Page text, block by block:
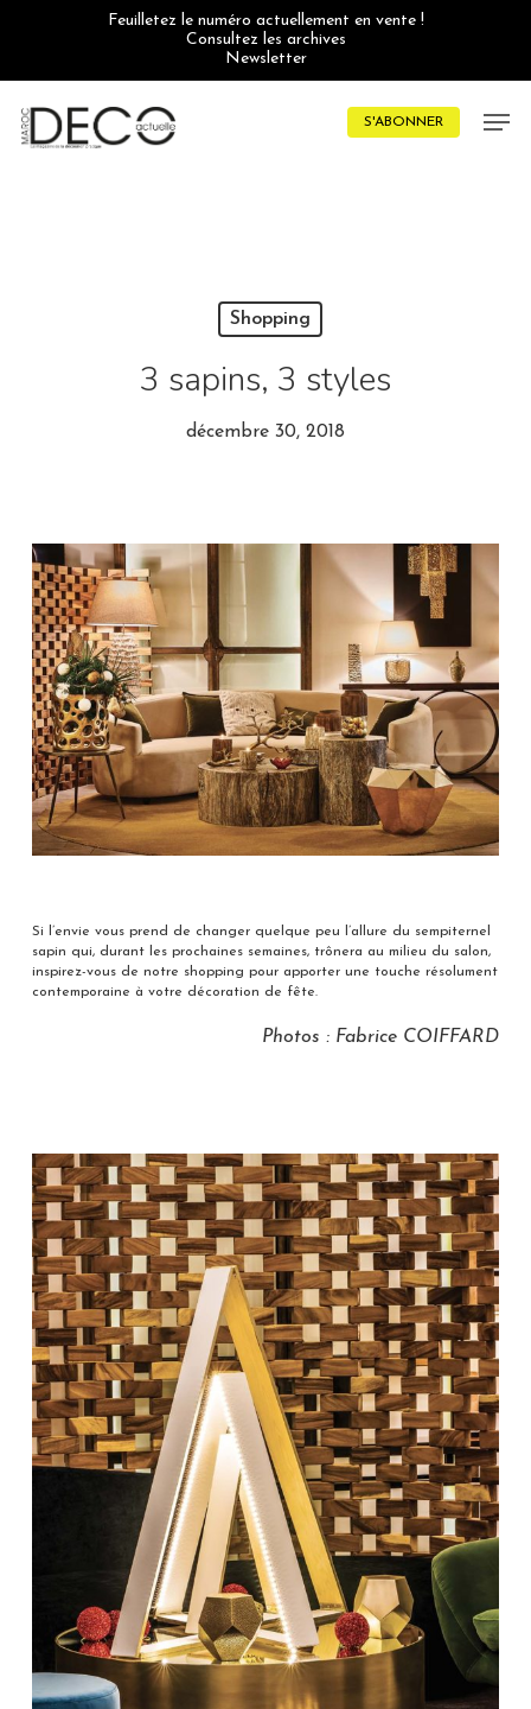
Feuilletez le numéro actuellement en vente !
Consultez les archives
Newsletter
S'ABONNER
Shopping
3 sapins, 3 styles
décembre 30, 2018
Si l’envie vous prend de changer quelque peu l’allure du sempiternel
sapin qui, durant les prochaines semaines, trônera au milieu du salon,
inspirez-vous de notre shopping pour apporter une touche résolument
contemporaine à votre décoration de fête.
Photos : Fabrice COIFFARD